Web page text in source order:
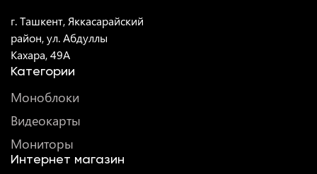
г. Ташкент, Яккасарайский
район, ул. Абдуллы
Кахара, 49A
Категории
Моноблоки
Видеокарты
Мониторы
Интернет магазин